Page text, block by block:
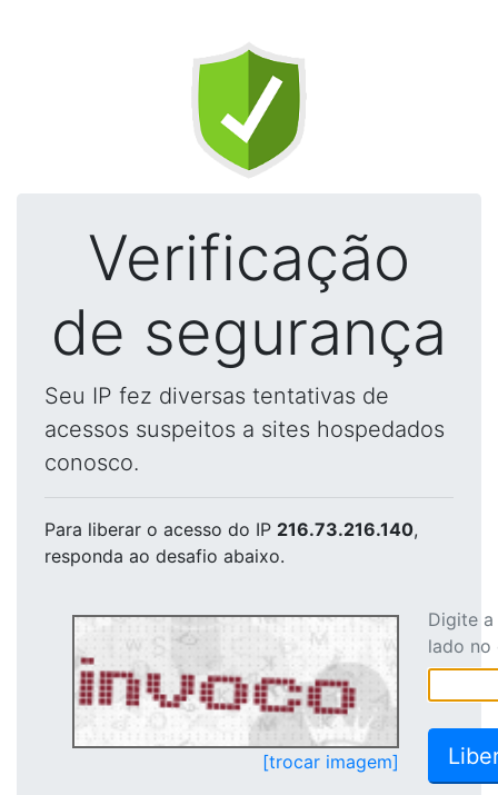
Verificação
de segurança
Seu IP fez diversas tentativas de
acessos suspeitos a sites hospedados
conosco.
Para liberar o acesso do IP 216.73.216.140,
responda ao desafio abaixo.
[trocar imagem]
Digite
lado no